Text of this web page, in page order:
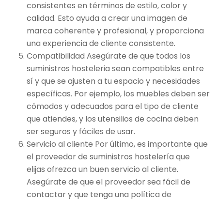
consistentes en términos de estilo, color y
calidad. Esto ayuda a crear una imagen de
marca coherente y profesional, y proporciona
una experiencia de cliente consistente.
Compatibilidad Asegúrate de que todos los
suministros hosteleria sean compatibles entre
sí y que se ajusten a tu espacio y necesidades
específicas. Por ejemplo, los muebles deben ser
cómodos y adecuados para el tipo de cliente
que atiendes, y los utensilios de cocina deben
ser seguros y fáciles de usar.
Servicio al cliente Por último, es importante que
el proveedor de suministros hostelería que
elijas ofrezca un buen servicio al cliente.
Asegúrate de que el proveedor sea fácil de
contactar y que tenga una política de